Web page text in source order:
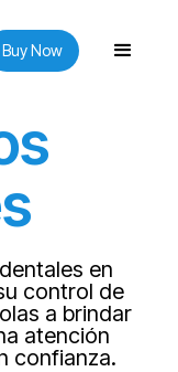
Buy Now
en
control de
a brindar
atención
confianza.